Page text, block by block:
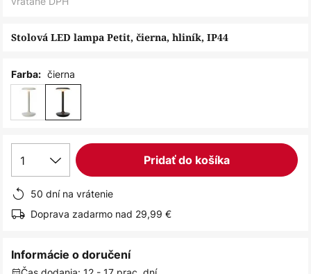
obrázkov
Stolová LED lampa Petit, čierna, hliník, IP44
Farba: čierna
1 Pridať do košíka
50 dní na vrátenie
Doprava zadarmo nad 29,99 €
Informácie o doručení